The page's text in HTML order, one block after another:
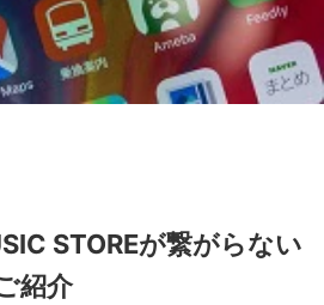
STOREが繋がらない
紹介